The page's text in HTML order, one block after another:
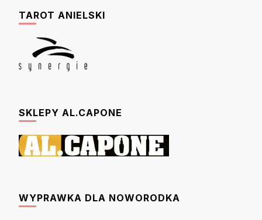
TAROT ANIELSKI
SKLEPY AL.CAPONE
WYPRAWKA DLA NOWORODKA